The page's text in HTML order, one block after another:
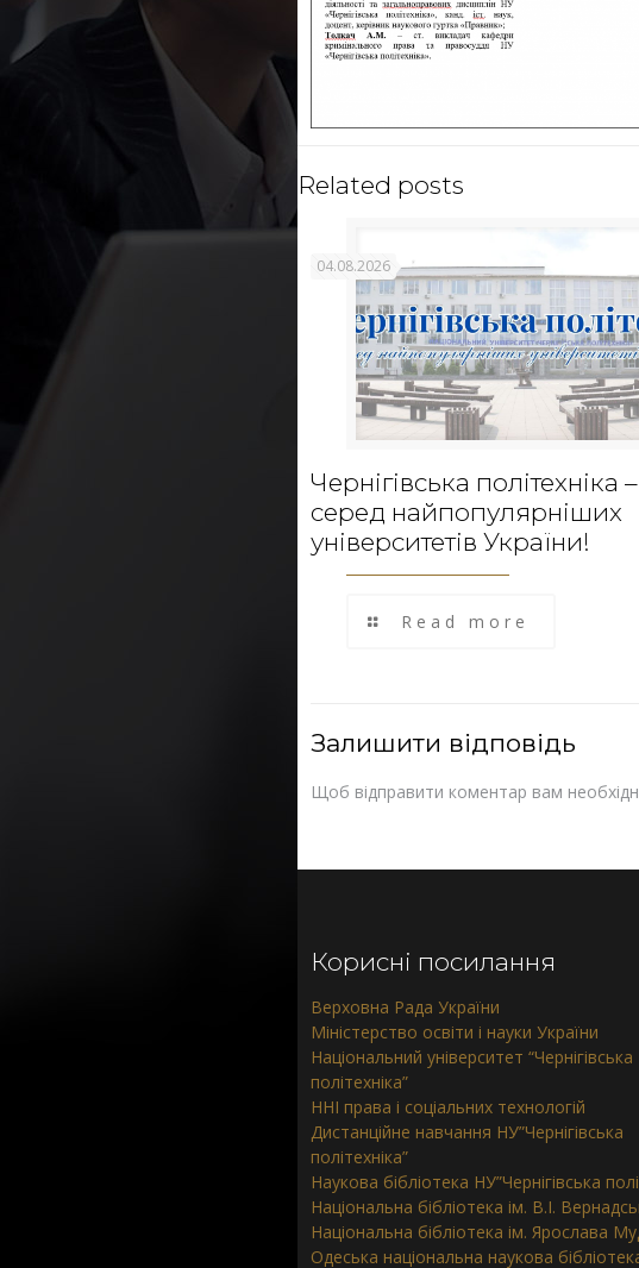
Related posts
04.08.2026
Чернігівська політехніка –
серед найпопулярніших
університетів України!
Read more
Залишити відповідь
Щоб відправити коментар вам
Корисні посилання
Верховна Рада України
Міністерство освіти і науки України
Національний університет “Чернігівська
політехніка”
ННІ права і соціальних технологій
Дистанційне навчання НУ”Чернігівська
політехніка”
Наукова бібліотека НУ”Чернігівська
Національна бібліотека ім. В.І.
Національна бібліотека ім. Ярослава
Одеська національна наукова